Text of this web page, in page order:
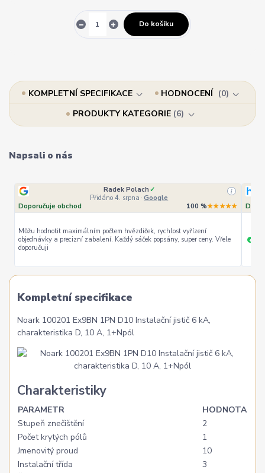
Do košíku
KOMPLETNÍ SPECIFIKACE HODNOCENÍ
0
PRODUKTY KATEGORIE 6
Napsali o nás
Radek Polach ✓
Přidáno 4. srpna · Google
i
Doporučuje obchod 100 %★★★★★
Můžu hodnotit maximálním počtem hvězdiček, rychlost vyřízení
objednávky a precizní zabalení. Každý sáček popsány, super ceny. Vřele
doporučuji
+
Kompletní specifikace
Noark 100201 Ex9BN 1PN D10 Instalační jistič 6 kA,
charakteristika D, 10 A, 1+Npól
Charakteristiky
PARAMETR
HODNOTA
Stupeň znečištění
2
Počet krytých pólů
1
Jmenovitý proud
10
Instalační třída
3